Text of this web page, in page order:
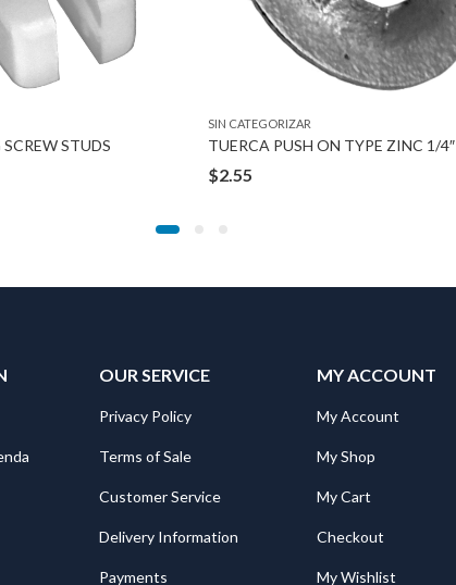
STUDS
SIN CATEGORIZAR
TUERCA PUSH ON TYPE ZINC 1/4″
$2.55
OUR SERVICE
Privacy Policy
Terms of Sale
Customer Service
Delivery Information
Payments
MY ACCOUNT
My Account
My Shop
My Cart
Checkout
My Wishlist